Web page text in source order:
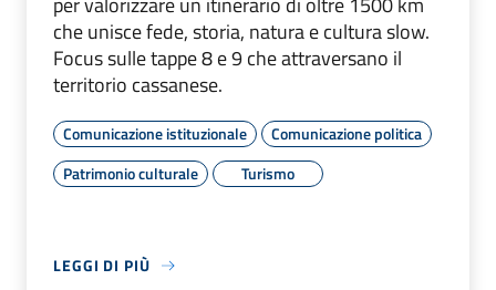
che unisce fede, storia, natura e cultura slow.
Focus sulle tappe 8 e 9 che attraversano il
territorio cassanese.
Comunicazione istituzionale
Comunicazione politica
Patrimonio culturale
Turismo
LEGGI DI PIÙ